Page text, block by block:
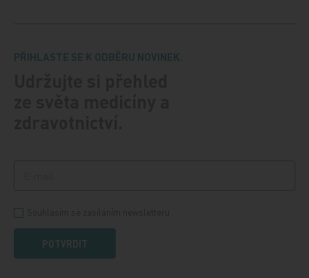
PŘIHLASTE SE K ODBĚRU NOVINEK.
POTVRDIT